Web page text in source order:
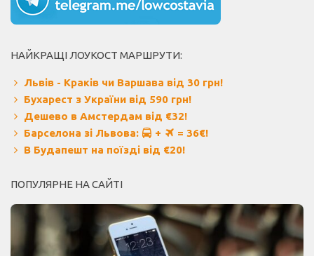
НАЙКРАЩІ ЛОУКОСТ МАРШРУТИ:
Львів - Краків чи Варшава від 30 грн!
Бухарест з України від 590 грн!
Дешево в Амстердам від €32!
Барселона зі Львова:
+
= 36€!
В Будапешт на поїзді від €20!
ПОПУЛЯРНЕ НА САЙТІ